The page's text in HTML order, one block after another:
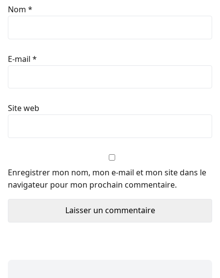
Nom *
E-mail *
Site web
Enregistrer mon nom, mon e-mail et mon site dans le
navigateur pour mon prochain commentaire.